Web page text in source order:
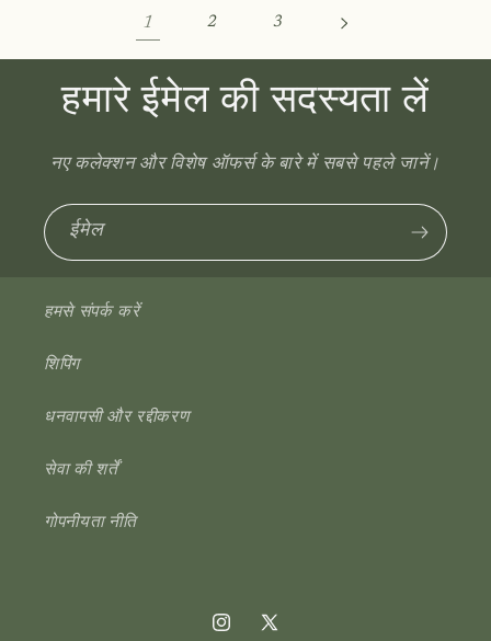
1 2 3
हमारे ईमेल की सदस्यता लें
नए कलेक्शन और विशेष ऑफर्स के बारे में सबसे पहले जानें।
ईमेल
हमसे संपर्क करें
शिपिंग
धनवापसी और रद्दीकरण
सेवा की शर्तें
गोपनीयता नीति
Instagram
एक्स